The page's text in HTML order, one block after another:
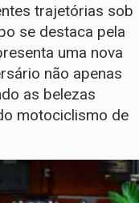
trajetórias sob
se destaca pela
uma nova
não apenas
as belezas
motociclismo de